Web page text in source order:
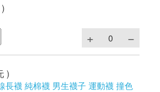
)
長襪 純棉襪 男生襪子 運動襪 撞色